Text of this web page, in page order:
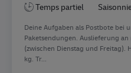
Temps partiel
Deine Aufgaben als Postbote bei
Paketsendungen. Auslieferung
(zwischen Dienstag und Freitag).
kg. Tr...